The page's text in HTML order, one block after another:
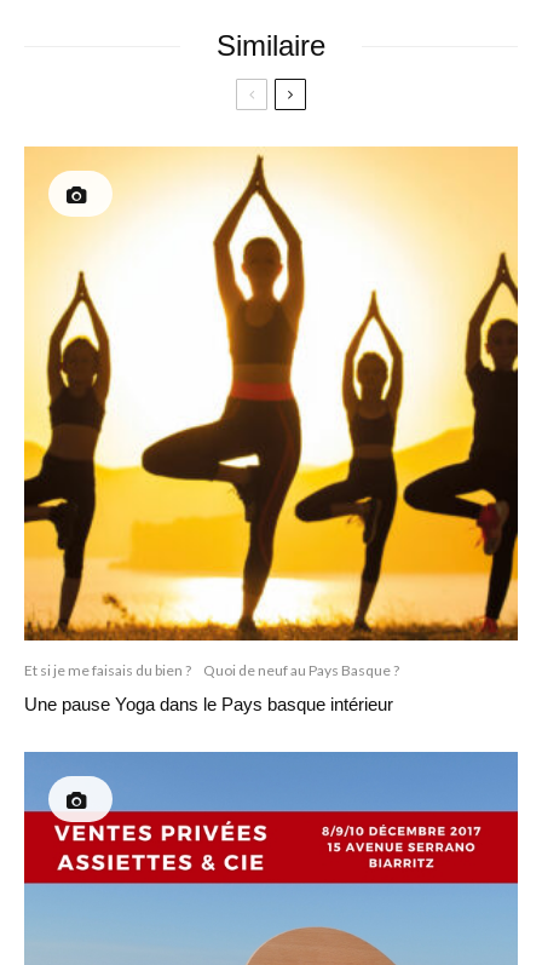
Similaire
Et si je me faisais du bien ? Quoi de neuf au Pays Basque ?
Une pause Yoga dans le Pays basque intérieur